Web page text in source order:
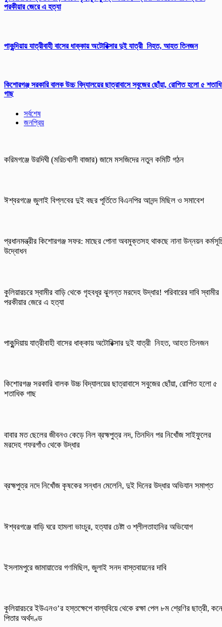
পরকীয়ার জেরে এ হত্যা
পাকুন্দিয়ায় যাত্রীবাহী বাসের ধাক্কায় অটোরিক্সার দুই যাত্রী নিহত, আহত তিনজন
কিশোরগঞ্জ সরকারি বালক উচ্চ বিদ্যালয়ের ছাত্রাবাসে সবুজের ছোঁয়া, রোপিত হলো ৫
গাছ
সর্বশেষ
জনপ্রিয়
করিমগঞ্জে উরদিঘী (মরিচখালী বাজার) জামে মসজিদের নতুন কমিটি গঠন
ঈশ্বরগঞ্জে জুলাই বিপ্লবের দুই বছর পূর্তিতে বিএনপির আনন্দ মিছিল ও সমাবেশ
প্রধানমন্ত্রীর কিশোরগঞ্জ সফর: মাছের পোনা অবমুক্তসহ থাকছে নানা উন্নয়ন
উদ্বোধন
কুলিয়ারচরে স্বামীর বাড়ি থেকে গৃহবধূর ঝুলন্ত মরদেহ উদ্ধার! পরিবারের দাবি স্বামীর
পরকীয়ার জেরে এ হত্যা
পাকুন্দিয়ায় যাত্রীবাহী বাসের ধাক্কায় অটোরিক্সার দুই যাত্রী নিহত, আহত তিনজন
কিশোরগঞ্জ সরকারি বালক উচ্চ বিদ্যালয়ের ছাত্রাবাসে সবুজের ছোঁয়া, রোপিত হলো ৫
শতাধিক গাছ
বাবার মত ছেলের জীবনও কেড়ে নিল ব্রহ্মপুত্র নদ, তিনদিন পর নিখোঁজ সাইফুলের
মরদেহ গফরগাঁও থেকে উদ্ধার
ব্রহ্মপুত্র নদে নিখোঁজ কৃষকের সন্ধান মেলেনি, দুই দিনের উদ্ধার অভিযান সমাপ্ত
ঈশ্বরগঞ্জে বাড়ি ঘরে হামলা ভাংচুর, হত্যার চেষ্টা ও শ্লীলতাহানির অভিযোগ
ইসলামপুরে জামায়াতের গণমিছিল, জুলাই সনদ বাস্তবায়নের দাবি
কুলিয়ারচরে ইউএনও’র হস্তক্ষেপে বাল্যবিয়ে থেকে রক্ষা পেল ৮ম শ্রেণির ছাত্রী,
পিতার অর্থদণ্ড